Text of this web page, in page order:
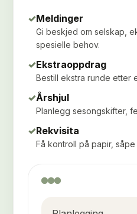
✓Meldinger
Gi beskjed om selskap,
spesielle behov.
✓Ekstraoppdrag
Bestill ekstra runde etter
✓Årshjul
Planlegg sesongskifter,
✓Rekvisita
Få kontroll på papir,